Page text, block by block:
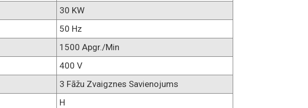
30 KW
50 Hz
1500 Apgr./min
400 V
3 Fāžu Zvaigznes Savienojums
H